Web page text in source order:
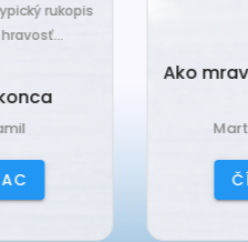
Ako mravček
Martincová,
ČÍTAJ VIAC